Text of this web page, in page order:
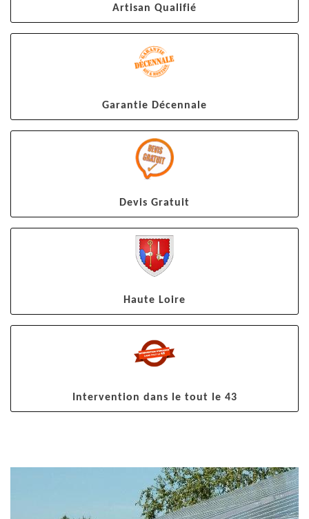
Artisan Qualifié
Garantie Décennale
Devis Gratuit
Haute Loire
Intervention dans le tout le 43